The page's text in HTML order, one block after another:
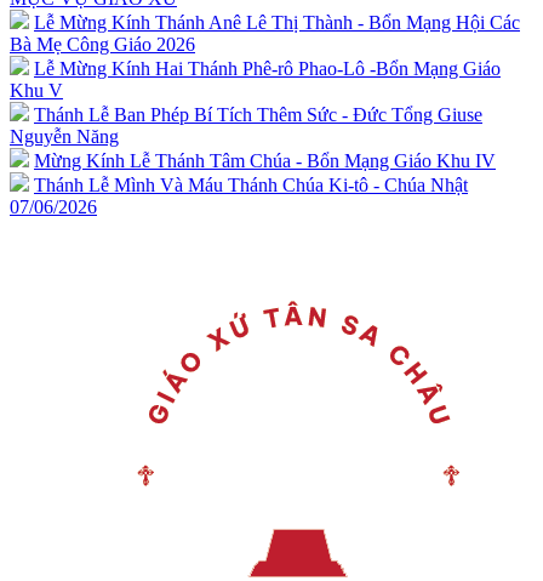
Lễ Mừng Kính Thánh Anê Lê Thị Thành - Bổn Mạng Hội Các
Bà Mẹ Công Giáo 2026
Lễ Mừng Kính Hai Thánh Phê-rô Phao-Lô -Bổn Mạng Giáo
Khu V
Thánh Lễ Ban Phép Bí Tích Thêm Sức - Đức Tổng Giuse
Nguyễn Năng
Mừng Kính Lễ Thánh Tâm Chúa - Bổn Mạng Giáo Khu IV
Thánh Lễ Mình Và Máu Thánh Chúa Ki-tô - Chúa Nhật
07/06/2026